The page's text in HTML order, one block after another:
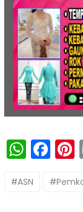
#ASN